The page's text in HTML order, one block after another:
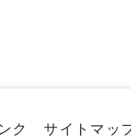
ク サイトマッ